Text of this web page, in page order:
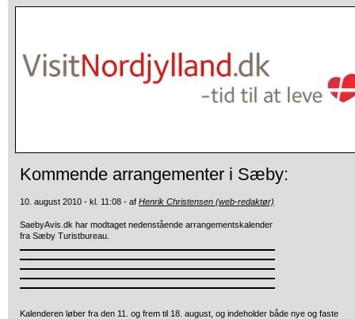
Kommende arrangementer i Sæby:
10. august 2010 - kl. 11:08 - af Henrik Christensen (web-redaktør)
SaebyAvis.dk har modtaget nedenstående arrangementskalender
fra Sæby Turistbureau.
Kalenderen løber fra den 11. og frem til 18. august, og indeholder både nye og faste